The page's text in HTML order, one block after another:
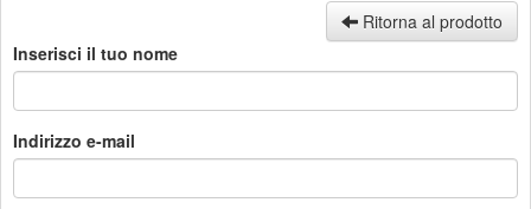
Ritorna al prodotto
Inserisci il tuo nome
Indirizzo e-mail